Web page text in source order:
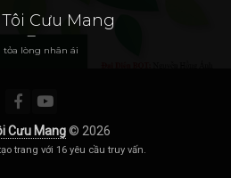
Cưu Mang
tỏa lòng nhân ái
Cưu Mang© 2026
trang với 16 yêu cầu truy vấn.